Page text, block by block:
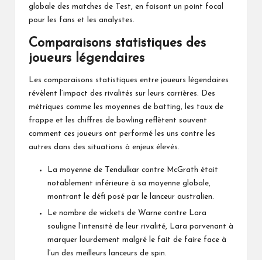
globale des matches de Test, en faisant un point focal
pour les fans et les analystes.
Comparaisons statistiques des
joueurs légendaires
Les comparaisons statistiques entre joueurs légendaires
révèlent l’impact des rivalités sur leurs carrières. Des
métriques comme les moyennes de batting, les taux de
frappe et les chiffres de bowling reflètent souvent
comment ces joueurs ont performé les uns contre les
autres dans des situations à enjeux élevés.
La moyenne de Tendulkar contre McGrath était
notablement inférieure à sa moyenne globale,
montrant le défi posé par le lanceur australien.
Le nombre de wickets de Warne contre Lara
souligne l’intensité de leur rivalité, Lara parvenant à
marquer lourdement malgré le fait de faire face à
l’un des meilleurs lanceurs de spin.